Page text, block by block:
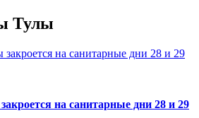
Тулы
на санитарные дни 28 и 29